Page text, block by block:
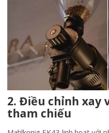
2. Điều chỉnh xay
tham chiếu